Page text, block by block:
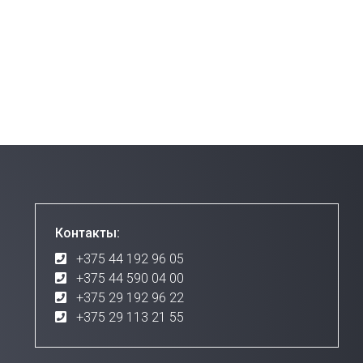
Контакты:
+375 44 192 96 05
+375 44 590 04 00
+375 29 192 96 22
+375 29 113 21 55